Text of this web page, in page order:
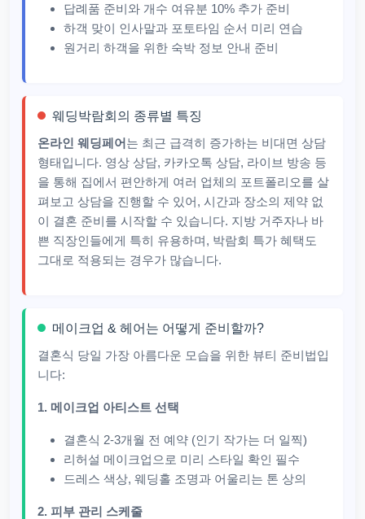
답례품 준비와 개수 여유분 10% 추가 준비
하객 맞이 인사말과 포토타임 순서 미리 연습
원거리 하객을 위한 숙박 정보 안내 준비
웨딩박람회의 종류별 특징
온라인 웨딩페어 는 최근 급격히 증가하는 비대면 상담
형태입니다. 영상 상담, 카카오톡 상담, 라이브 방송 등
을 통해 집에서 편안하게 여러 업체의 포트폴리오를 살
펴보고 상담을 진행할 수 있어, 시간과 장소의 제약 없
이 결혼 준비를 시작할 수 있습니다. 지방 거주자나 바
쁜 직장인들에게 특히 유용하며, 박람회 특가 혜택도
그대로 적용되는 경우가 많습니다.
메이크업 & 헤어는 어떻게 준비할까?
결혼식 당일 가장 아름다운 모습을 위한 뷰티 준비법입
니다:
1. 메이크업 아티스트 선택
결혼식 2-3개월 전 예약 (인기 작가는 더 일찍)
리허설 메이크업으로 미리 스타일 확인 필수
드레스 색상, 웨딩홀 조명과 어울리는 톤 상의
2. 피부 관리 스케줄